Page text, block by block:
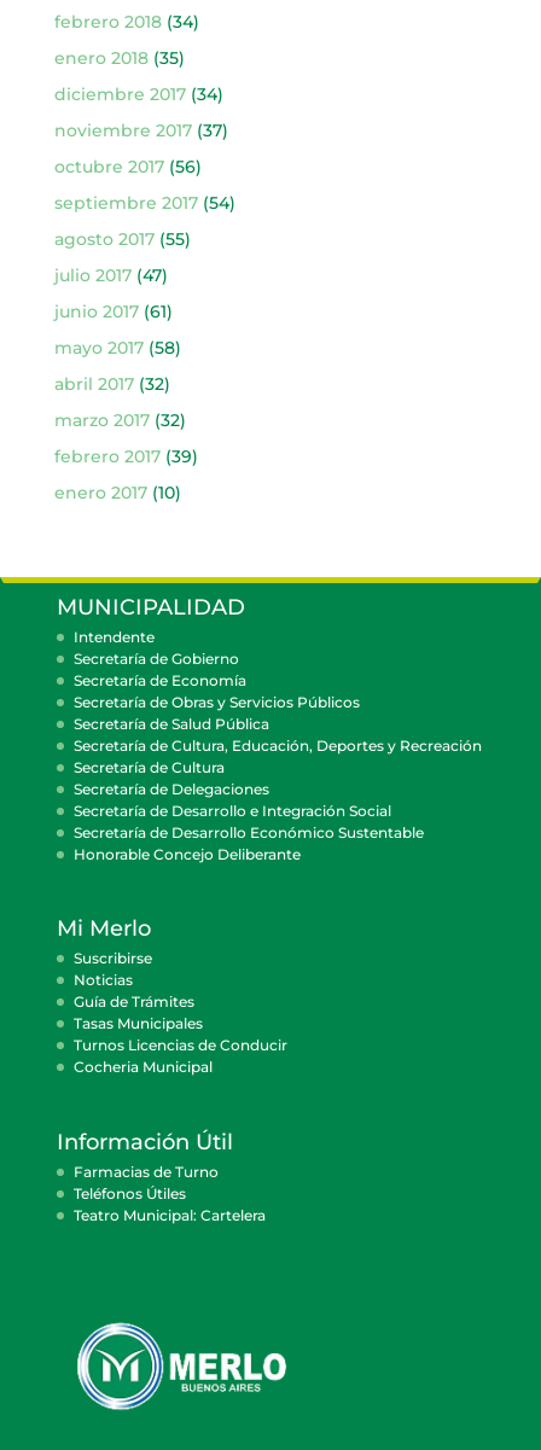
febrero 2018(34)
enero 2018(35)
diciembre 2017(34)
noviembre 2017(37)
octubre 2017(56)
septiembre 2017(54)
agosto 2017(55)
julio 2017(47)
junio 2017(61)
mayo 2017(58)
abril 2017(32)
marzo 2017(32)
febrero 2017(39)
enero 2017(10)
MUNICIPALIDAD
Intendente
Secretaría de Gobierno
Secretaría de Economía
Secretaría de Obras y Servicios Públicos
Secretaría de Salud Pública
Secretaría de Cultura, Educación, Deportes y Recreación
Secretaría de Cultura
Secretaría de Delegaciones
Secretaría de Desarrollo e Integración Social
Secretaría de Desarrollo Económico Sustentable
Honorable Concejo Deliberante
Mi Merlo
Suscribirse
Noticias
Guía de Trámites
Tasas Municipales
Turnos Licencias de Conducir
Cocheria Municipal
Información Útil
Farmacias de Turno
Teléfonos Útiles
Teatro Municipal: Cartelera